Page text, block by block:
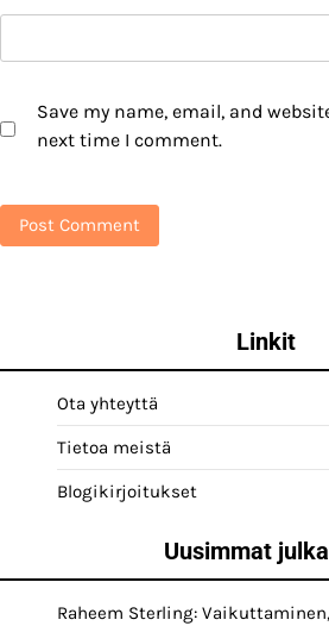
Save my name, email, and
next time I comment.
Linkit
Ota yhteyttä
Tietoa meistä
Blogikirjoitukset
Uusimmat
Raheem Sterling: